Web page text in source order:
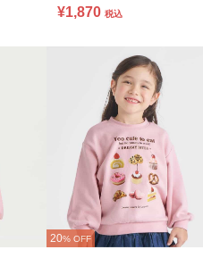
¥1,870 税込
20% OFF